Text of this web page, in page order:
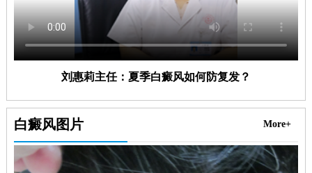
刘惠莉主任：夏季白癜风如何防复发？
白癜风图片 More+